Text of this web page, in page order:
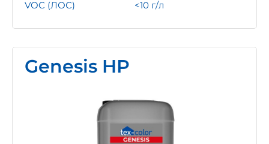
VOC (ЛОС)
<10 г/л
Genesis HP